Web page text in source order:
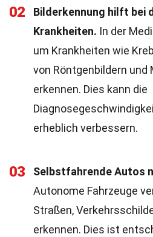
02
Bilderkennung hilft bei
Krankheiten. In der
um Krankheiten wie
von Röntgenbildern und
erkennen. Dies kann die
erheblich verbessern.
03
Selbstfahrende Autos
Autonome Fahrzeuge
Straßen,
erkennen. Dies ist